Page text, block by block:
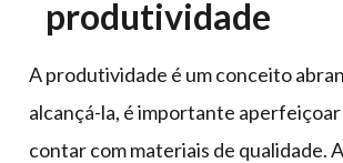
produtividade
A produtividade é um conceito
alcançá-la, é importante
contar com materiais de qualidade.